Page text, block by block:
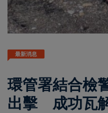
最新消息
環管署結合檢
出擊 成功瓦